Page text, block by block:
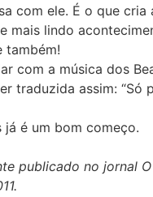
com ele. É o que cria
mais lindo
também!
com a música dos
traduzida assim: “Só
é um bom começo.
publicado no jornal